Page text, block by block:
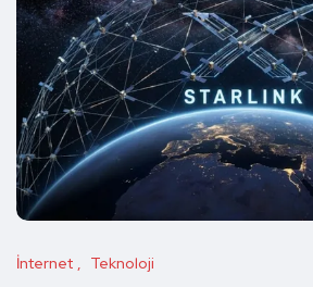
İnternet Teknoloji